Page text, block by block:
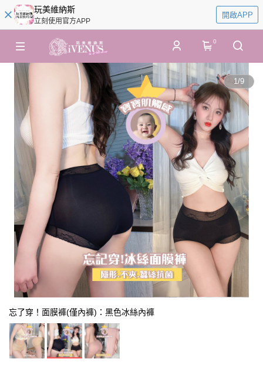
玩美維納斯
立刻使用官方APP
開啟APP
0
1/9
忘了穿！面膜褲(僅內褲)：黑色冰絲內褲